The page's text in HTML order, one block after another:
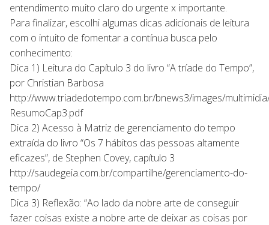
entendimento muito claro do urgente x importante.
Para finalizar, escolhi algumas dicas adicionais de leitura
com o intuito de fomentar a contínua busca pelo
conhecimento:
Dica 1) Leitura do Capítulo 3 do livro “A tríade do Tempo”,
por Christian Barbosa
http://www.triadedotempo.com.br/bnews3/images/
ResumoCap3.pdf
Dica 2) Acesso à Matriz de gerenciamento do tempo
extraída do livro “Os 7 hábitos das pessoas altamente
eficazes”, de Stephen Covey, capítulo 3
http://saudegeia.com.br/compartilhe/gerenciamento-do-
tempo/
Dica 3) Reflexão: “Ao lado da nobre arte de conseguir
fazer coisas existe a nobre arte de deixar as coisas por